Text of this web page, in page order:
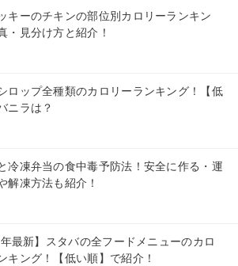
キーのチキンの部位別カロリーランキン
・見分け方と紹介！
ロップ全種類のカロリーランキング！【低
ニラは？
冷凍弁当の食中毒予防法！安全に作る・運
解凍方法も紹介！
年最新】スタバの全フードメニューのカロ
キング！【低い順】で紹介！